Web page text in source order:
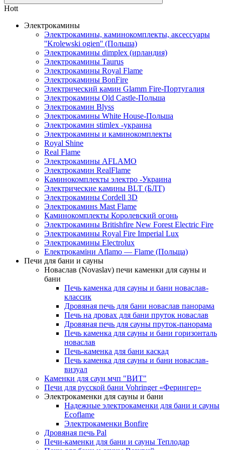
Hott
Электрокамины
Электрокамины, каминокомплекты, аксессуары
''Krolewski ogien'' (Польша)
Электрокамины dimplex (ирландия)
Электрокамины Taurus
Электрокамины Royal Flame
Электрокамины BonFire
Электрический камин Glamm Fire-Португалия
Электрокамины Old Castle-Польша
Электрокамин Blyss
Электрокамины White House-Польша
Электрокамин stimlex -украина
Электрокамины и каминокомплекты
Royal Shine
Real Flame
Электрокамины AFLAMO
Электрокамин RealFlame
Каминокомплекты электро -Украина
Электрические камины BLT (БЛТ)
Электрокамины Cordell 3D
Электрокаминs Mast Flame
Каминокомплекты Королевский огонь
Электрокамины Britishfire New Forest Electric Fire
Электрокамины Royal Fire Imperial Lux
Электрокамины Electrolux
Електрокаміни Aflamo — Flame (Польща)
Печи для бани и сауны
Новаслав (Novaslav) печи каменки для сауны и
бани
Печь каменка для сауны и бани новаслав-
классик
Дровяная печь для бани новаслав панорама
Печь на дровах для бани пруток новаслав
Дровяная печь для сауны пруток-панорама
Печь каменка для сауны и бани горизонталь
новаслав
Печь-каменка для бани каскад
Печь каменка для сауны и бани новаслав-
визуал
Каменки для саун мчп "ВИТ"
Печи для русской бани Vohringer «Ферингер»
Электрокаменки для сауны и бани
Надежные электрокаменки для бани и сауны
Ecoflame
Электрокаменки Bonfire
Дровяная печь Pal
Печи-каменки для бани и сауны Теплодар